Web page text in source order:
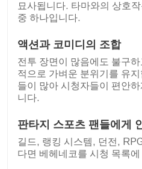
묘사됩니다. 타마와의 상호
중 하나입니다.
액션과 코미디의 조합
전투 장면이 많음에도 불구
적으로 가벼운 분위기를 유
들이 많아 시청자들이 편안
니다.
판타지 스포츠 팬들에게
길드, 랭킹 시스템, 던전,
다면 베헤네코를 시청 목록